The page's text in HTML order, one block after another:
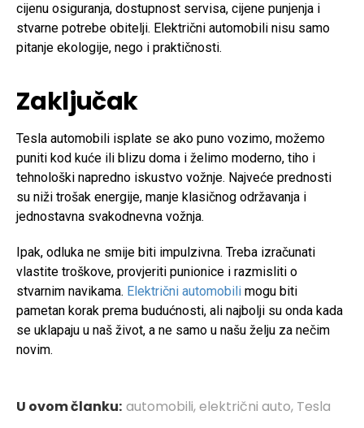
cijenu osiguranja, dostupnost servisa, cijene punjenja i
stvarne potrebe obitelji. Električni automobili nisu samo
pitanje ekologije, nego i praktičnosti.
Zaključak
Tesla automobili isplate se ako puno vozimo, možemo
puniti kod kuće ili blizu doma i želimo moderno, tiho i
tehnološki napredno iskustvo vožnje. Najveće prednosti
su niži trošak energije, manje klasičnog održavanja i
jednostavna svakodnevna vožnja.
Ipak, odluka ne smije biti impulzivna. Treba izračunati
vlastite troškove, provjeriti punionice i razmisliti o
stvarnim navikama. Električni automobili mogu biti
pametan korak prema budućnosti, ali najbolji su onda kada
se uklapaju u naš život, a ne samo u našu želju za nečim
novim.
U ovom članku: automobili,električni auto, Tesla